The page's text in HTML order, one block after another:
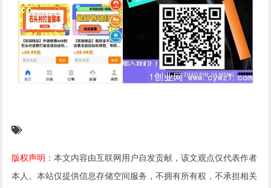
版权声明 ：本文内容由互联网用户自发贡献，该文观点仅代表作者
本人。本站仅提供信息存储空间服务，不拥有所有权，不承担相关